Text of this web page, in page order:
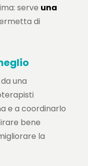
serve una
di
una
e a coordinarlo
bene
la